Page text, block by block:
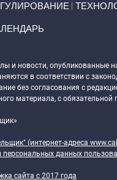
и новости, опубликованные
в соответствии с
без согласования с
материала, с обязательной
(интернет-адреса
данных
сайта c 2017 года